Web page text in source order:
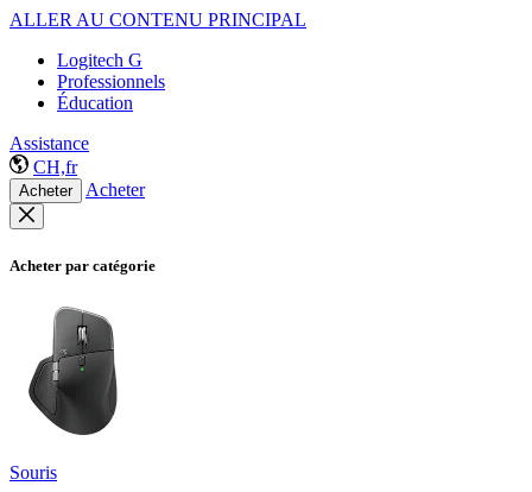
ALLER AU CONTENU PRINCIPAL
Logitech G
Professionnels
Éducation
Assistance
CH,fr
Acheter Acheter
Acheter par catégorie
Souris